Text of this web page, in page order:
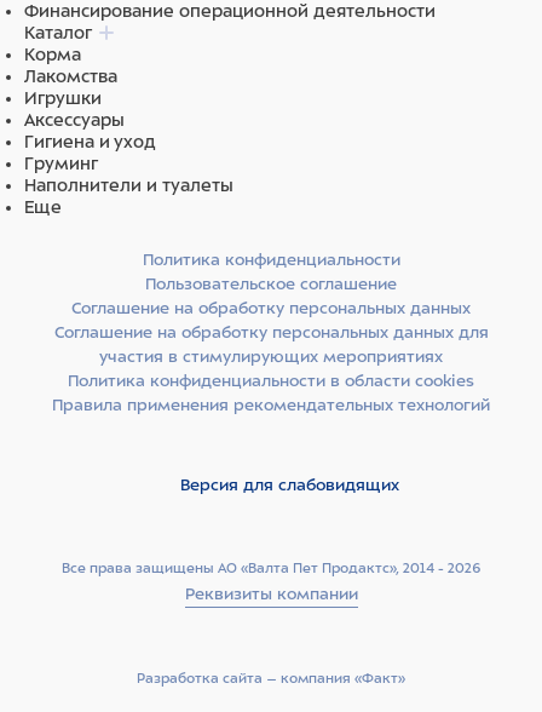
Финансирование операционной деятельности
Каталог
Корма
Лакомства
Игрушки
Аксессуары
Гигиена и уход
Груминг
Наполнители и туалеты
Еще
Все права защищены АО «Валта Пет Продактс», 2014 - 2026
Реквизиты компании
Политика конфиденциальности
Пользовательское соглашение
Соглашение на обработку персональных данных
Соглашение на обработку персональных данных для
участия в стимулирующих мероприятиях
Политика конфиденциальности в области cookies
Правила применения рекомендательных технологий
Версия для слабовидящих
Разработка сайта –­ компания «Факт»